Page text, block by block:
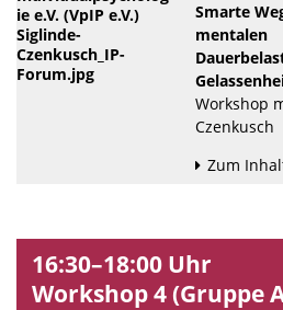
Smarte
mentalen
Workshop
Czenkusch
Zum
16:30–18:00 Uhr
Workshop 4 (Gruppe